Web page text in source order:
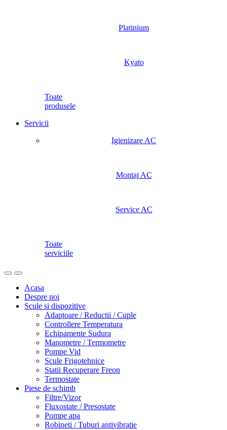
Platinium
Kyato
Toate
produsele
Servicii
Igienizare AC
Montaj AC
Service AC
Toate
serviciile
Acasa
Despre noi
Scule si dispozitive
Adaptoare / Reductii / Cuple
Controllere Temperatura
Echipamente Sudura
Manometre / Termometre
Pompe Vid
Scule Frigotehnice
Statii Recuperare Freon
Termostate
Piese de schimb
Filtre/Vizor
Fluxostate / Presostate
Pompe apa
Robineti / Tuburi antivibratie